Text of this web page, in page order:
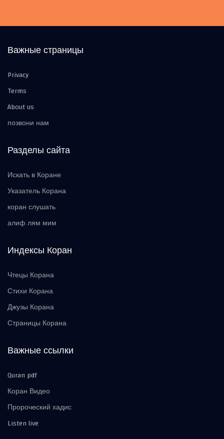
Важные страницы
Privacy
Terms
About us
позвони нам
Разделы сайта
Искать в Коране
Указатель Корана
коран слушать
алиф лям мим
Индексы Коран
Чтецы Корана
Стихи Корана
Джузы Корана
Страницы Корана
Важные ссылки
Quran pdf
Коран Видео
Пророческий хадис
Listen live